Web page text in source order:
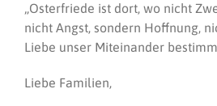
„Osterfriede ist dort, wo nicht
nicht Angst, sondern Hoffnung,
Liebe unser Miteinander
Liebe Familien,